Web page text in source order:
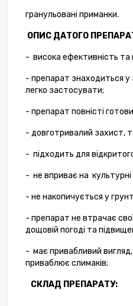
гранульовані приманки.
ОПИС ДАТОГО
- висока ефективність та
- препарат знаходиться у
легко застосувати;
- препарат повністі
- довготривалий захист,
- підходить для
- не вприває на культурні
- не накопичується у
- препарат не втрачає
дощовій погоді та
- має привабливий
приваблює слимаків;
СКЛАД ПРЕПАРАТУ: